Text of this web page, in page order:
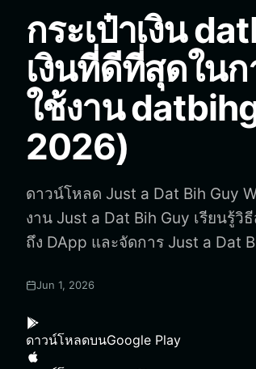
Português (Portugal)
Bahasa Indonesia
ภาษาไทย
Español
Português (Brasil)
Español (Argentina)
กระเป๋าเงิน
เงินที่ดีที่สุดในก
ใช้งาน
2026)
ดาวน์โหลด Just a Dat Bih Guy
งาน Just a Dat Bih Guy เรียนรู้วิ
ถึง DApp และจัดการ Just a Dat
Jun 1, 2026
ดาวน์โหลดบนGoogle Play